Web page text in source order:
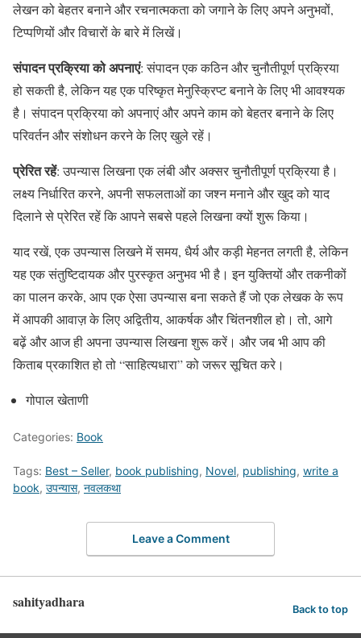
लेखन को बेहतर बनाने और रचनात्मकता को जगाने के लिए अपने अनुभवों,
टिप्पणियों और विचारों के बारे में लिखें।
संपादन प्रक्रिया को अपनाएं: संपादन एक कठिन और चुनौतीपूर्ण प्रक्रिया
हो सकती है, लेकिन यह एक परिष्कृत मेनुस्क्रिप्ट बनाने के लिए भी आवश्यक
है। संपादन प्रक्रिया को अपनाएं और अपने काम को बेहतर बनाने के लिए
परिवर्तन और संशोधन करने के लिए खुले रहें।
प्रेरित रहें: उपन्यास लिखना एक लंबी और अक्सर चुनौतीपूर्ण प्रक्रिया है।
लक्ष्य निर्धारित करने, अपनी सफलताओं का जश्न मनाने और खुद को याद
दिलाने से प्रेरित रहें कि आपने सबसे पहले लिखना क्यों शुरू किया।
याद रखें, एक उपन्यास लिखने में समय, धैर्य और कड़ी मेहनत लगती है, लेकिन
यह एक संतुष्टिदायक और पुरस्कृत अनुभव भी है। इन युक्तियों और तकनीकों
का पालन करके, आप एक ऐसा उपन्यास बना सकते हैं जो एक लेखक के रूप
में आपकी आवाज़ के लिए अद्वितीय, आकर्षक और चिंतनशील हो। तो, आगे
बढ़ें और आज ही अपना उपन्यास लिखना शुरू करें। और जब भी आप की
किताब प्रकाशित हो तो “साहित्यधारा” को जरूर सूचित करे।
गोपाल खेताणी
Categories: Book
Tags: Best – Seller, book publishing, Novel, publishing, write a
book, उपन्यास, नवलकथा
Leave a Comment
sahityadhara Back to top